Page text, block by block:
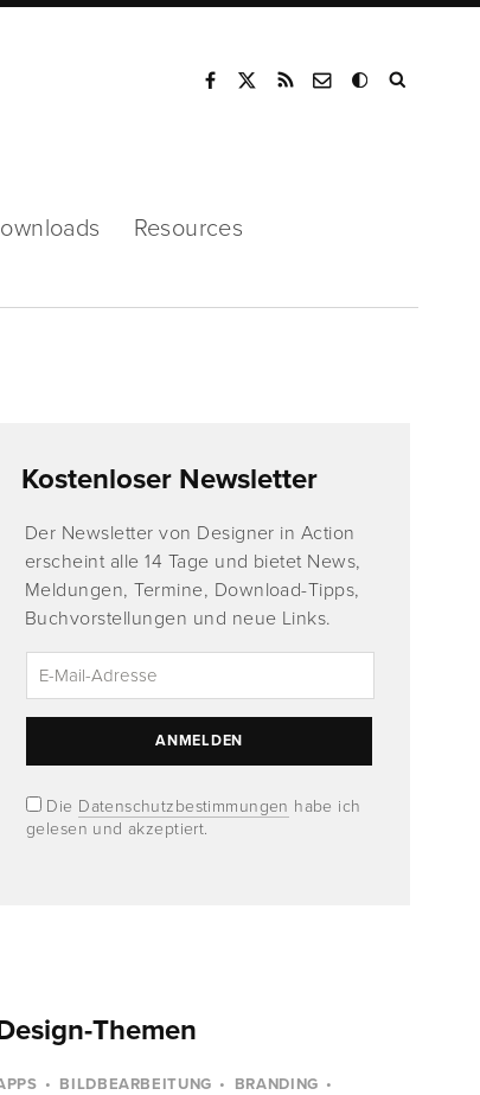
Resources
Kostenloser Newsletter
Der Newsletter von Designer in Action
erscheint alle 14 Tage und bietet News,
Meldungen, Termine, Download-Tipps,
Buchvorstellungen und neue Links.
Die Datenschutzbestimmungen habe ich
gelesen und akzeptiert.
Themen
BILDBEARBEITUNG
BRANDING